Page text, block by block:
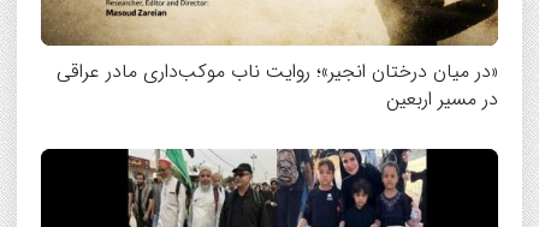
«در میان درختان انجیر»؛ روایت ناب موکب‌داری مادر عراقی
در مسیر اربعین